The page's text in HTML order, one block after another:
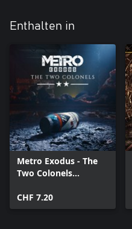
Enthalten in
Metro Exodus - The
Two Colonels
CHF 7.20